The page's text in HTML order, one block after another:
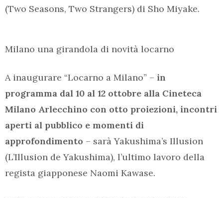
(Two Seasons, Two Strangers) di Sho Miyake.
Milano una girandola di novità locarno
A inaugurare “Locarno a Milano” – in
programma dal 10 al 12 ottobre alla Cineteca
Milano Arlecchino con otto proiezioni, incontri
aperti al pubblico e momenti di
approfondimento – sarà Yakushima’s Illusion
(L’Illusion de Yakushima), l’ultimo lavoro della
regista giapponese Naomi Kawase.